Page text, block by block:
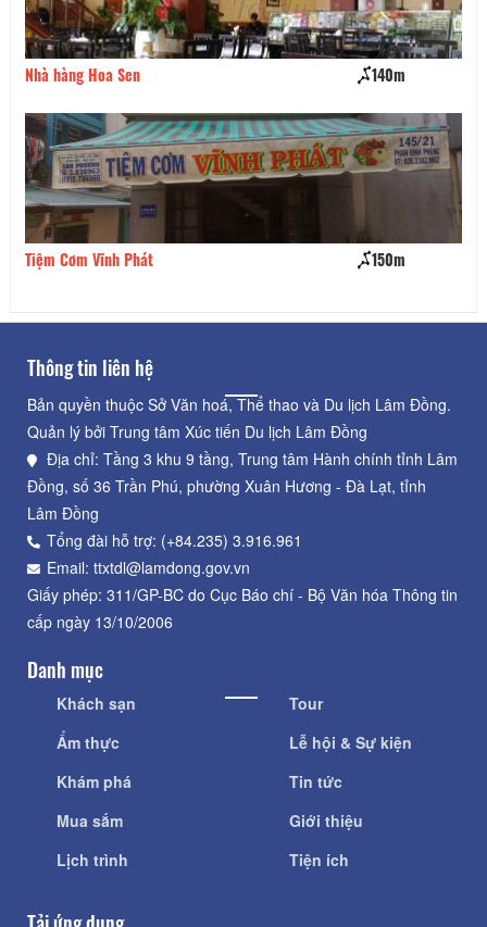
Nhà hàng Hoa Sen 140m
Tiệm Cơm Vĩnh Phát 150m
Thông tin liên hệ
Bản quyền thuộc Sở Văn hoá, Thể thao và Du lịch Lâm Đồng.
Quản lý bởi Trung tâm Xúc tiến Du lịch Lâm Đồng
Địa chỉ: Tầng 3 khu 9 tầng, Trung tâm Hành chính tỉnh Lâm
Đồng, số 36 Trần Phú, phường Xuân Hương - Đà Lạt, tỉnh
Lâm Đồng
Tổng đài hỗ trợ: (+84.235) 3.916.961
Email: ttxtdl@lamdong.gov.vn
Giấy phép: 311/GP-BC do Cục Báo chí - Bộ Văn hóa Thông tin
cấp ngày 13/10/2006
Danh mục
Khách sạn
Ẩm thực
Khám phá
Mua sắm
Lịch trình
Tour
Lễ hội & Sự kiện
Tin tức
Giới thiệu
Tiện ích